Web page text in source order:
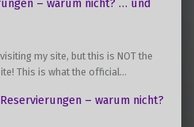
– warum nicht? … und
my site, but this is NOT the
This is what the official…
Reservierungen – warum nicht?